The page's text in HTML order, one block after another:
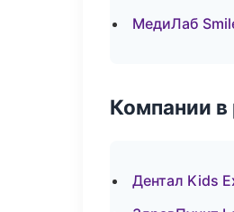
МедиЛаб
Компании в
Дентал Kids